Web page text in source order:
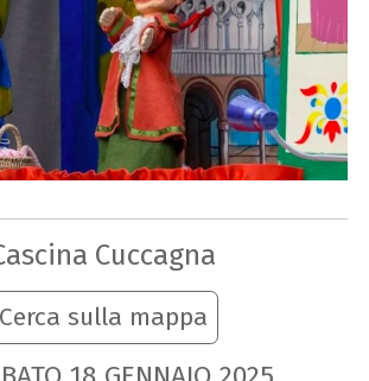
Cuccagna
Cerca sulla mappa